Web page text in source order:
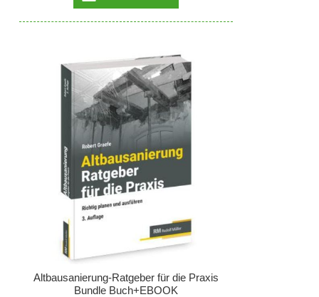
Altbausanierung-Ratgeber für die Praxis
Bundle Buch+EBOOK